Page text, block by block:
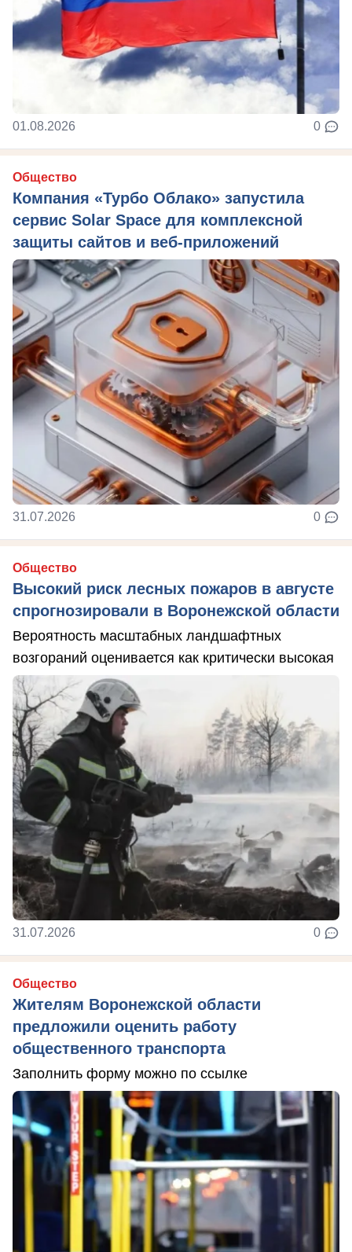
01.08.2026 0
Общество
Компания «Турбо Облако» запустила
сервис Solar Space для комплексной
защиты сайтов и веб-приложений
31.07.2026 0
Общество
Высокий риск лесных пожаров в августе
спрогнозировали в Воронежской области
Вероятность масштабных ландшафтных
возгораний оценивается как критически высокая
31.07.2026 0
Общество
Жителям Воронежской области
предложили оценить работу
общественного транспорта
Заполнить форму можно по ссылке